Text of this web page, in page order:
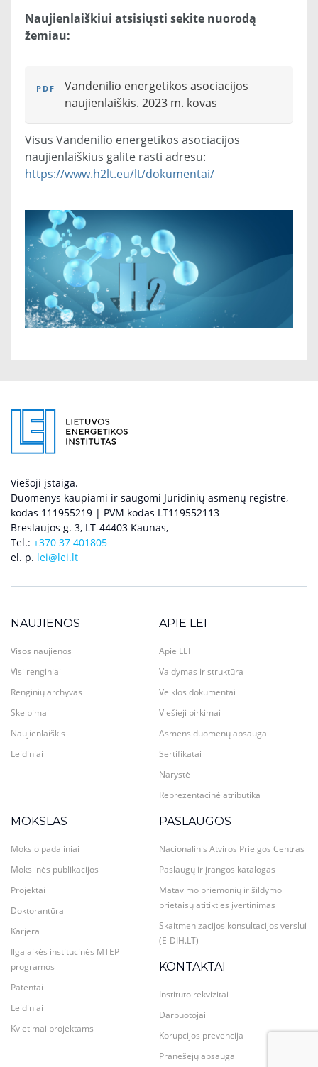
Naujienlaiškiui atsisiųsti sekite nuorodą
žemiau:
Vandenilio energetikos asociacijos
naujienlaiškis. 2023 m. kovas
Visus Vandenilio energetikos asociacijos
naujienlaiškius galite rasti adresu:
https://www.h2lt.eu/lt/dokumentai/
Viešoji įstaiga.
Duomenys kaupiami ir saugomi Juridinių asmenų registre,
kodas 111955219 | PVM kodas LT119552113
Breslaujos g. 3, LT-44403 Kaunas,
Tel.: +370 37 401805
el. p. lei@lei.lt
NAUJIENOS
Visos naujienos
Visi renginiai
Renginių archyvas
Skelbimai
Naujienlaiškis
Leidiniai
APIE LEI
Apie LEI
Valdymas ir struktūra
Veiklos dokumentai
Viešieji pirkimai
Asmens duomenų apsauga
Sertifikatai
Narystė
Reprezentacinė atributika
MOKSLAS
Mokslo padaliniai
Mokslinės publikacijos
Projektai
Doktorantūra
Karjera
Ilgalaikės institucinės MTEP
programos
Patentai
Leidiniai
Kvietimai projektams
PASLAUGOS
Nacionalinis Atviros Prieigos Centras
Paslaugų ir įrangos katalogas
Matavimo priemonių ir šildymo
prietaisų atitikties įvertinimas
Skaitmenizacijos konsultacijos verslui
(E-DIH.LT)
KONTAKTAI
Instituto rekvizitai
Darbuotojai
Korupcijos prevencija
Pranešėjų apsauga